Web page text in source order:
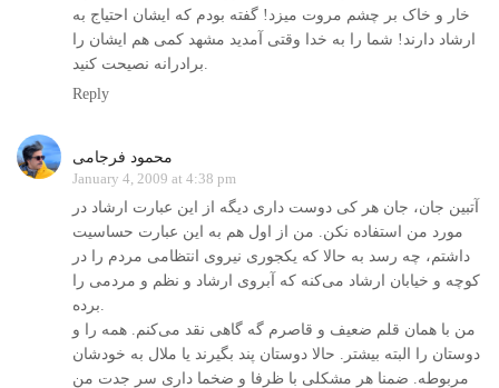
خار و خاک بر چشم مروت میزد! گفته بودم که ایشان احتیاج به
ارشاد دارند! شما را به خدا وقتی آمدید مشهد کمی هم ایشان را
Reply
محمود فرجامی
January 4, 2009 at 4:38 pm
آتبین جان، جان هر کی دوست داری دیگه از این عبارت ارشاد در
مورد من استفاده نکن. من از اول هم به اين عبارت حساسيت
داشتم، چه رسد به حالا که یکجوری نیروی انتظامی مردم را در
کوچه و خیابان ارشاد می‌کنه که آبروی ارشاد و نظم و مردمی را
من با همان قلم ضعیف و قاصرم گه گاهی نقد می‌کنم. همه را و
دوستان را البته بیشتر. حالا دوستان پند بگیرند یا ملال به خودشان
مربوطه. ضمنا هر مشکلی با ظرفا و ضخما داری سر جدت من